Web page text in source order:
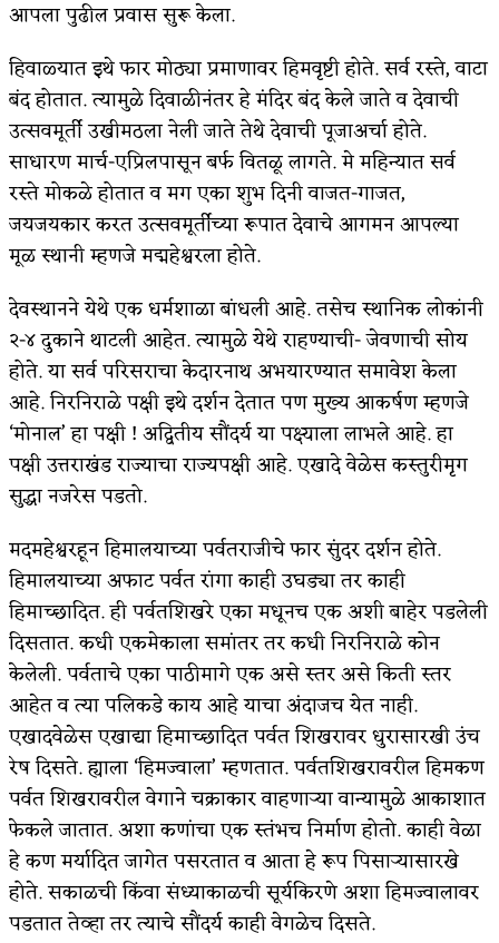
आपला पुढील प्रवास सुरू केला.
हिवाळ्यात इथे फार मोठ्या प्रमाणावर हिमवृष्टी होते. सर्व रस्ते, वाटा
बंद होतात. त्यामुळे दिवाळीनंतर हे मंदिर बंद केले जाते व देवाची
उत्सवमूर्ती उखीमठला नेली जाते तेथे देवाची पूजाअर्चा होते.
साधारण मार्च-एप्रिलपासून बर्फ वितळू लागते. मे महिन्यात सर्व
रस्ते मोकळे होतात व मग एका शुभ दिनी वाजत-गाजत,
जयजयकार करत उत्सवमूर्तीच्या रूपात देवाचे आगमन आपल्या
मूळ स्थानी म्हणजे मद्महेश्वरला होते.
देवस्थानने येथे एक धर्मशाळा बांधली आहे. तसेच स्थानिक लोकांनी
२-४ दुकाने थाटली आहेत. त्यामुळे येथे राहण्याची- जेवणाची सोय
होते. या सर्व परिसराचा केदारनाथ अभयारण्यात समावेश केला
आहे. निरनिराळे पक्षी इथे दर्शन देतात पण मुख्य आकर्षण म्हणजे
‘मोनाल’ हा पक्षी ! अद्वितीय सौंदर्य या पक्ष्याला लाभले आहे. हा
पक्षी उत्तराखंड राज्याचा राज्यपक्षी आहे. एखादे वेळेस कस्तुरीमृग
सुद्धा नजरेस पडतो.
मदमहेश्वरहून हिमालयाच्या पर्वतराजीचे फार सुंदर दर्शन होते.
हिमालयाच्या अफाट पर्वत रांगा काही उघड्या तर काही
हिमाच्छादित. ही पर्वतशिखरे एका मधूनच एक अशी बाहेर पडलेली
दिसतात. कधी एकमेकाला समांतर तर कधी निरनिराळे कोन
केलेली. पर्वताचे एका पाठीमागे एक असे स्तर असे किती स्तर
आहेत व त्या पलिकडे काय आहे याचा अंदाजच येत नाही.
एखादवेळेस एखाद्या हिमाच्छादित पर्वत शिखरावर धुरासारखी उंच
रेष दिसते. ह्याला ‘हिमज्वाला’ म्हणतात. पर्वतशिखरावरील हिमकण
पर्वत शिखरावरील वेगाने चक्राकार वाहणाऱ्या वान्यामुळे आकाशात
फेकले जातात. अशा कणांचा एक स्तंभच निर्माण होतो. काही वेळा
हे कण मर्यादित जागेत पसरतात व आता हे रूप पिसाऱ्यासारखे
होते. सकाळची किंवा संध्याकाळची सूर्यकिरणे अशा हिमज्वालावर
पडतात तेव्हा तर त्याचे सौंदर्य काही वेगळेच दिसते.